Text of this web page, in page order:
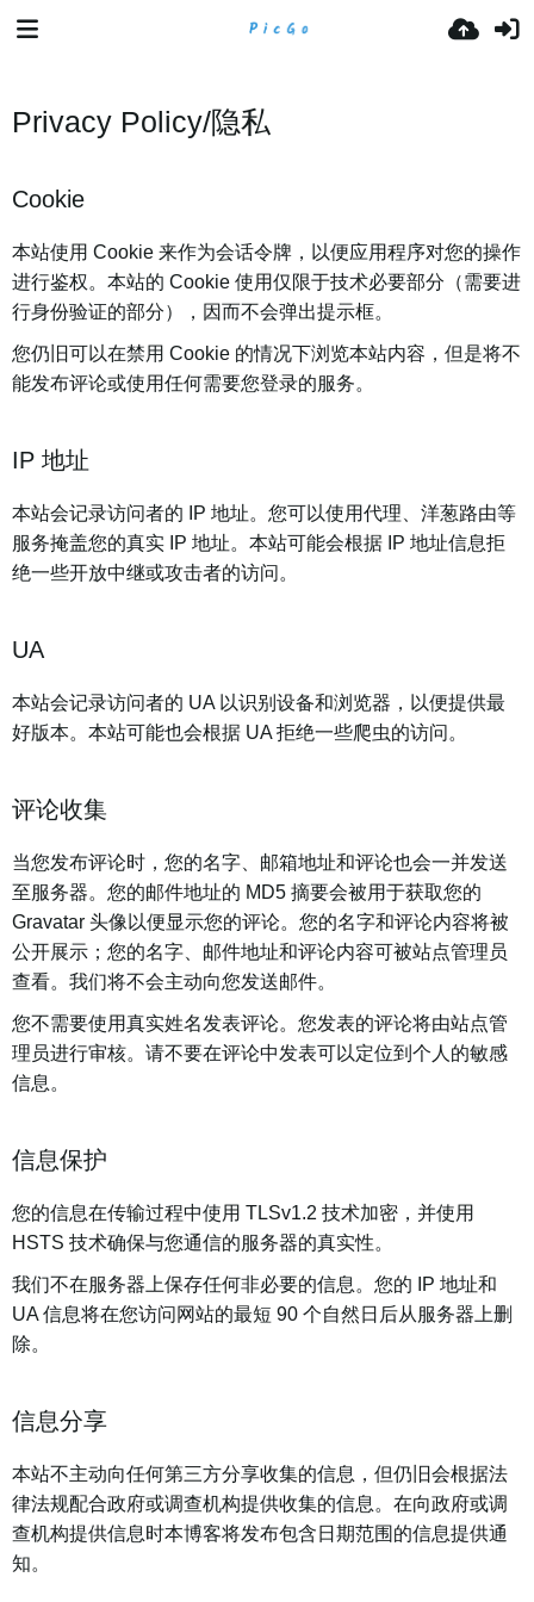
Privacy Policy/隐私
Cookie
本站使用 Cookie 来作为会话令牌，以便应用程序对您的操作
进行鉴权。本站的 Cookie 使用仅限于技术必要部分（需要进
行身份验证的部分），因而不会弹出提示框。
您仍旧可以在禁用 Cookie 的情况下浏览本站内容，但是将不
能发布评论或使用任何需要您登录的服务。
IP 地址
本站会记录访问者的 IP 地址。您可以使用代理、洋葱路由等
服务掩盖您的真实 IP 地址。本站可能会根据 IP 地址信息拒
绝一些开放中继或攻击者的访问。
UA
本站会记录访问者的 UA 以识别设备和浏览器，以便提供最
好版本。本站可能也会根据 UA 拒绝一些爬虫的访问。
评论收集
当您发布评论时，您的名字、邮箱地址和评论也会一并发送
至服务器。您的邮件地址的 MD5 摘要会被用于获取您的
Gravatar 头像以便显示您的评论。您的名字和评论内容将被
公开展示；您的名字、邮件地址和评论内容可被站点管理员
查看。我们将不会主动向您发送邮件。
您不需要使用真实姓名发表评论。您发表的评论将由站点管
理员进行审核。请不要在评论中发表可以定位到个人的敏感
信息。
信息保护
您的信息在传输过程中使用 TLSv1.2 技术加密，并使用
HSTS 技术确保与您通信的服务器的真实性。
我们不在服务器上保存任何非必要的信息。您的 IP 地址和
UA 信息将在您访问网站的最短 90 个自然日后从服务器上删
除。
信息分享
本站不主动向任何第三方分享收集的信息，但仍旧会根据法
律法规配合政府或调查机构提供收集的信息。在向政府或调
查机构提供信息时本博客将发布包含日期范围的信息提供通
知。